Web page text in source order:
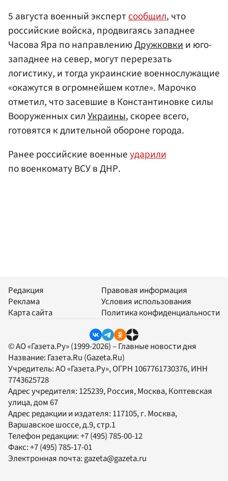
5 августа военный экспертсообщил, что
российские войска, продвигаясь западнее
Часова Яра по направлениюДружковкии юго-
западнее на север, могут перерезать
логистику, и тогда украинские военнослужащие
«окажутся в огромнейшем котле». Марочко
отметил, что засевшие в Константиновке силы
Вооруженных силУкраины, скорее всего,
готовятся к длительной обороне города.
Ранее российские военныеударили
по военкомату ВСУ в ДНР.
Редакция
Реклама
Карта сайта
Правовая информация
Условия использования
Политика конфиденциальности
© АО «Газета.Ру» (1999-2026) – Главные новости дня
Название: Газета.Ru (Gazeta.Ru)
Учредитель:АО «Газета.Ру», ОГРН 1067761730376, ИНН
7743625728
Адрес учредителя: 125239, Россия, Москва, Коптевская
улица, дом 67
Адрес редакции и издателя: 117105, г. Москва,
Варшавское шоссе, д.9, стр.1
Телефон редакции:+7 (495) 785-00-12
Факс:+7 (495) 785-17-01
Электронная почта:gazeta@gazeta.ru